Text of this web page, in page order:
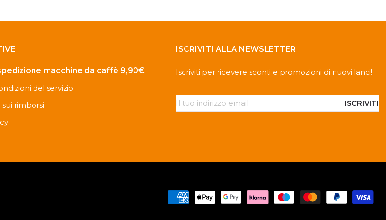
macchine da caffè 9,90€
del servizio
rimborsi
ISCRIVITI ALLA NEWSLETTER
Iscriviti per ricevere sconti e promozioni di nuovi lanci!
ISCRIVITI